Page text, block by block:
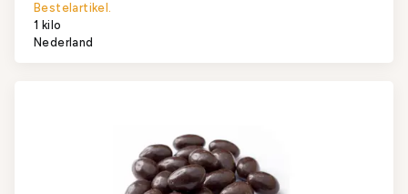
Bestelartikel.
1 kilo
Nederland